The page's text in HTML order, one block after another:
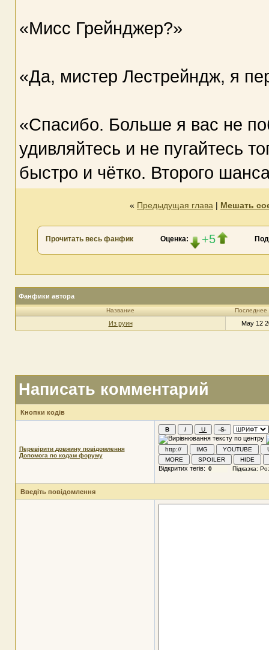
«Мисс Грейнджер?»
«Да, мистер Лестрейндж, я
«Спасибо. Больше я вас не
удивляйтесь и не пугайтесь
быстро и чётко. Второго
« Предыдущая глава | Мешать
Прочитать весь фанфик Оценка: +5
Фанфики автора
Название Последнее
Из руин May 12
Написать комментарий
Кнопки кодів
Перевірити довжину повідомлення
Допомога по кодам форуму
Відкритих тегів:
Введіть повідомлення